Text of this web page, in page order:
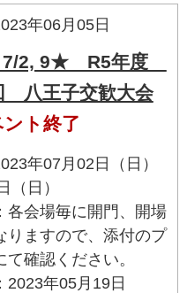
年06月05日
7/2, 9★ R5年度
八王子交歓大会
ト終了
年07月02日（日）
（日）
各会場毎に開門、開場
りますので、添付のプ
て確認ください。
2023年05月19日